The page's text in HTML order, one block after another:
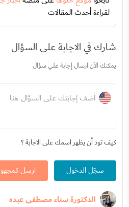
لقراءة أحدث المقالات
شارك في الاجابة على السؤال
يمكنك الآن ارسال إجابة علي سؤال
أضف إجابتك على السؤال هنا
كيف تود أن يظهر اسمك على الاجابة ؟
سجّل الدخول ارسل
الدكتورة سناء مصطفى عبده